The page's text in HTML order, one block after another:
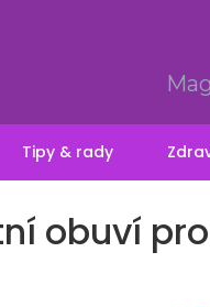
Tipy & rady
obuví